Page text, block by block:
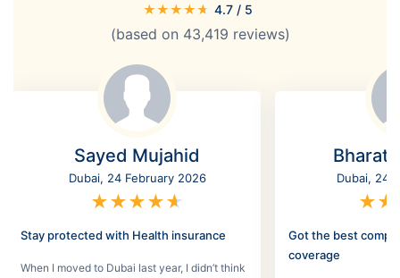
★★★★★ 4.7 / 5
(based on 43,419 reviews)
Sayed Mujahid
Dubai, 24 February 2026
★★★★★
Stay protected with Health insurance
When I moved to Dubai last year, I didn’t think
Dubai, 24
★★
Got the best
coverage